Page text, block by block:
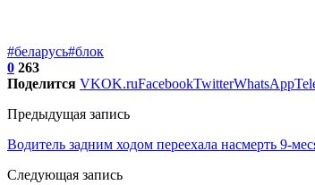
#беларусь#блок
0 263
Поделится VKOK.ruFacebookTwitterWhatsApp
Предыдущая запись
Водитель задним ходом переехала насмерть 9-
Следующая запись